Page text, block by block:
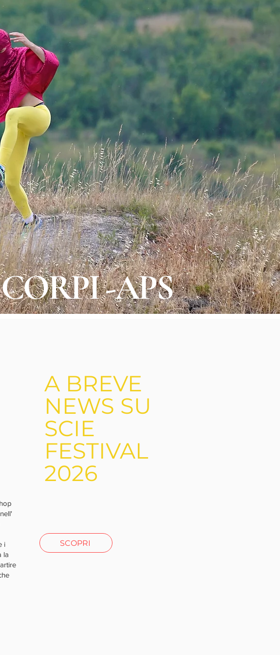
-APS
i
la
A BREVE
NEWS SU
SCIE
FESTIVAL
2026
SCOPRI